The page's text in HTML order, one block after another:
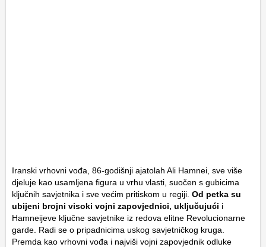
Iranski vrhovni vođa, 86-godišnji ajatolah Ali Hamnei, sve više
djeluje kao usamljena figura u vrhu vlasti, suočen s gubicima
ključnih savjetnika i sve većim pritiskom u regiji. Od petka su
ubijeni brojni visoki vojni zapovjednici, uključujući i
Hamneijeve ključne savjetnike iz redova elitne Revolucionarne
garde. Radi se o pripadnicima uskog savjetničkog kruga.
Premda kao vrhovni vođa i najviši vojni zapovjednik odluke